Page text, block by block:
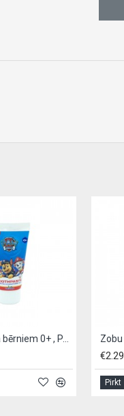
Zobu pasta bērniem 0+ , PAW PATROL,- 50ml
€2.29
Pirkt